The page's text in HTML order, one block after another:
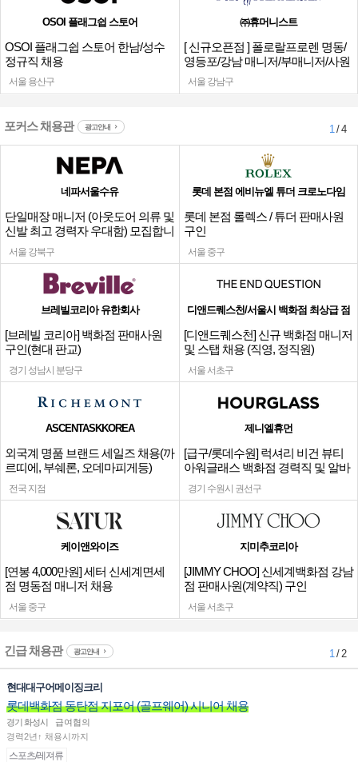
OSOI 플래그쉽 스토어
OSOI 플래그쉽 스토어 한남/성수
정규직 채용
서울 용산구
㈜휴머니스트
[ 신규오픈점 ] 폴로랄프로렌 명동/
영등포/강남 매니저/부매니저/사원
서울 강남구
포커스 채용관 광고안내 1/ 4
네파서울수유
단일매장 매니저 (아웃도어 의류 및
신발 최고 경력자 우대함) 모집합니
다.
서울 강북구
롯데 본점 에비뉴엘 튜더 크로노다임
롯데 본점 롤렉스 / 튜더 판매사원
구인
서울 중구
브레빌코리아 유한회사
[브레빌 코리아] 백화점 판매사원
구인(현대 판교)
경기 성남시 분당구
디앤드퀘스천/서울시 백화점 최상급 점
[디앤드퀘스천] 신규 백화점 매니저
및 스탭 채용 (직영, 정직원)
서울 서초구
ASCENTASKKOREA
외국계 명품 브랜드 세일즈 채용(까
르띠에, 부쉐론, 오데마피게등)
전국 지점
제니엘휴먼
[급구/롯데수원] 럭셔리 비건 뷰티
아워글래스 백화점 경력직 및 알바
채용
경기 수원시 권선구
케이앤와이즈
[연봉 4,000만원] 세터 신세계면세
점 명동점 매니저 채용
서울 중구
지미추코리아
[JIMMY CHOO] 신세계백화점 강남
점 판매사원(계약직) 구인
서울 서초구
긴급 채용관 광고안내 1/ 2
현대대구어메이징크리
롯데백화점 동탄점 지포어 (골프웨어) 시니어 채용
경기 화성시
급여협의
경력2년↑ 채용시까지
스포츠/레져류